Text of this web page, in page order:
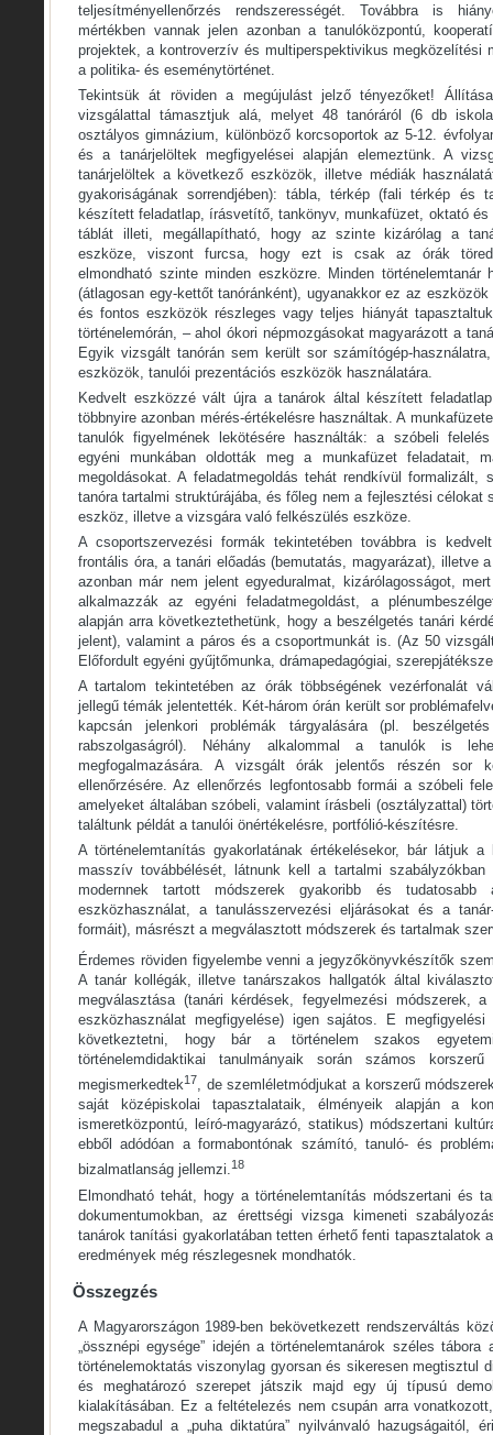
teljesítményellenőrzés rendszerességét. Továbbra is
mértékben vannak jelen azonban a tanulóközpontú,
projektek, a kontroverzív és multiperspektivikus megközelítési
a politika- és eseménytörténet.
Tekintsük át röviden a megújulást jelző tényezőket!
vizsgálattal támasztjuk alá, melyet 48 tanóráról (6 db
osztályos gimnázium, különböző korcsoportok az 5-12.
és a tanárjelöltek megfigyelései alapján elemeztünk. A
tanárjelöltek a következő eszközök, illetve médiák
gyakoriságának sorrendjében): tábla, térkép (fali térkép és
készített feladatlap, írásvetítő, tankönyv, munkafüzet, oktató és
táblát illeti, megállapítható, hogy az szinte kizárólag a
eszköze, viszont furcsa, hogy ezt is csak az órák
elmondható szinte minden eszközre. Minden történelemtanár
(átlagosan egy-kettőt tanóránként), ugyanakkor ez az
és fontos eszközök részleges vagy teljes hiányát
történelemórán, – ahol ókori népmozgásokat magyarázott a
Egyik vizsgált tanórán sem került sor számítógép-
eszközök, tanulói prezentációs eszközök használatára.
Kedvelt eszközzé vált újra a tanárok által készített
többnyire azonban mérés-értékelésre használtak. A
tanulók figyelmének lekötésére használták: a szóbeli
egyéni munkában oldották meg a munkafüzet feladatait,
megoldásokat. A feladatmegoldás tehát rendkívül
tanóra tartalmi struktúrájába, és főleg nem a fejlesztési célokat
eszköz, illetve a vizsgára való felkészülés eszköze.
A csoportszervezési formák tekintetében továbbra is
frontális óra, a tanári előadás (bemutatás, magyarázat), illetve
azonban már nem jelent egyeduralmat, kizárólagosságot,
alkalmazzák az egyéni feladatmegoldást, a
alapján arra következtethetünk, hogy a beszélgetés tanári
jelent), valamint a páros és a csoportmunkát is. (Az 50
Előfordult egyéni gyűjtőmunka, drámapedagógiai,
A tartalom tekintetében az órák többségének vezérfonalát
jellegű témák jelentették. Két-három órán került sor
kapcsán jelenkori problémák tárgyalására (pl.
rabszolgaságról). Néhány alkalommal a tanulók is
megfogalmazására. A vizsgált órák jelentős részén sor
ellenőrzésére. Az ellenőrzés legfontosabb formái a szóbeli
amelyeket általában szóbeli, valamint írásbeli (osztályzattal)
találtunk példát a tanulói önértékelésre, portfólió-készítésre.
A történelemtanítás gyakorlatának értékelésekor, bár látjuk a
masszív továbbélését, látnunk kell a tartalmi szabályzókban
modernnek tartott módszerek gyakoribb és tudatosabb
eszközhasználat, a tanulásszervezési eljárásokat és a
formáit), másrészt a megválasztott módszerek és tartalmak
Érdemes röviden figyelembe venni a jegyzőkönyvkészítők
A tanár kollégák, illetve tanárszakos hallgatók által
megválasztása (tanári kérdések, fegyelmezési módszerek,
eszközhasználat megfigyelése) igen sajátos. E megfigyelési
következtetni, hogy bár a történelem szakos
történelemdidaktikai tanulmányaik során számos
megismerkedtek17, de szemléletmódjukat a korszerű
saját középiskolai tapasztalataik, élményeik alapján a
ismeretközpontú, leíró-magyarázó, statikus) módszertani
ebből adódóan a formabontónak számító, tanuló- és
bizalmatlanság jellemzi.18
Elmondható tehát, hogy a történelemtanítás módszertani és
dokumentumokban, az érettségi vizsga kimeneti
tanárok tanítási gyakorlatában tetten érhető fenti tapasztalatok
eredmények még részlegesnek mondhatók.
Összegzés
A Magyarországon 1989-ben bekövetkezett rendszerváltás
„össznépi egysége” idején a történelemtanárok széles
történelemoktatás viszonylag gyorsan és sikeresen megtisztul
és meghatározó szerepet játszik majd egy új típusú
kialakításában. Ez a feltételezés nem csupán arra
megszabadul a „puha diktatúra” nyilvánvaló hazugságaitól,